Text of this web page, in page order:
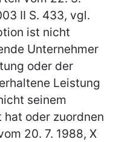
II S. 433, vgl.
ist nicht
Unternehmer
oder der
Leistung
seinem
oder zuordnen
20. 7. 1988, X